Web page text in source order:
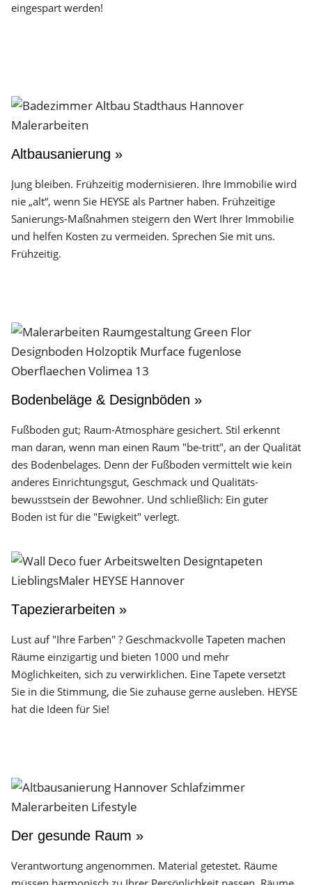
eingespart werden!
Altbausanierung »
Jung bleiben. Frühzeitig modernisieren. Ihre Immobilie wird
nie „alt“, wenn Sie HEYSE als Partner haben. Frühzeitige
Sanierungs-Maßnahmen steigern den Wert Ihrer Immobilie
und helfen Kosten zu vermeiden. Sprechen Sie mit uns.
Frühzeitig.
Bodenbeläge & Designböden »
Fußboden gut; Raum-Atmosphäre gesichert. Stil erkennt
man daran, wenn man einen Raum "be-tritt", an der Qualität
des Boden­belages. Denn der Fuß­boden vermittelt wie kein
anderes Einrichtungs­gut, Geschmack und Qualitäts­
bewusstsein der Bewohner. Und schließlich: Ein guter
Boden ist für die "Ewigkeit" verlegt.
Tapezierarbeiten »
Lust auf "Ihre Farben" ? Geschmackvolle Tapeten machen
Räume einzigartig und bieten 1000 und mehr
Möglichkeiten, sich zu verwirklichen. Eine Tapete versetzt
Sie in die Stimmung, die Sie zuhause gerne ausleben. HEYSE
hat die Ideen für Sie!
Der gesunde Raum »
Verantwortung angenommen. Material getestet. Räume